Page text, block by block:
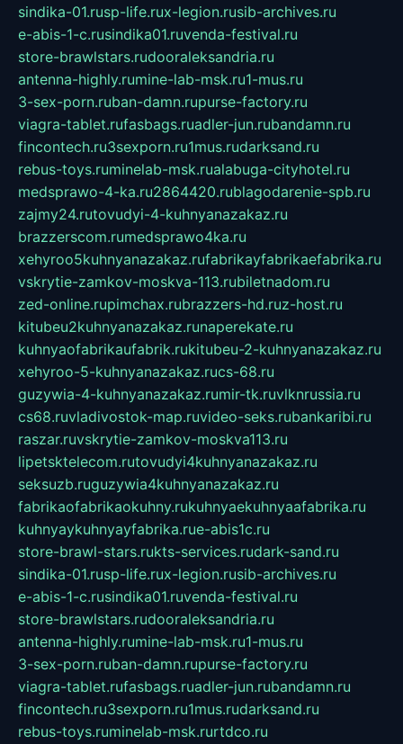
sindika-01.rusp-life.rux-legion.rusib-archives.ru
e-abis-1-c.rusindika01.ruvenda-festival.ru
store-brawlstars.rudooraleksandria.ru
antenna-highly.rumine-lab-msk.ru1-mus.ru
3-sex-porn.ruban-damn.rupurse-factory.ru
viagra-tablet.rufasbags.ruadler-jun.rubandamn.ru
fincontech.ru3sexporn.ru1mus.rudarksand.ru
rebus-toys.ruminelab-msk.rualabuga-cityhotel.ru
medsprawo-4-ka.ru2864420.rublagodarenie-spb.ru
zajmy24.rutovudyi-4-kuhnyanazakaz.ru
brazzerscom.rumedsprawo4ka.ru
xehyroo5kuhnyanazakaz.rufabrikayfabrikaefabrika.ru
vskrytie-zamkov-moskva-113.rubiletnadom.ru
zed-online.rupimchax.rubrazzers-hd.ruz-host.ru
kitubeu2kuhnyanazakaz.runaperekate.ru
kuhnyaofabrikaufabrik.rukitubeu-2-kuhnyanazakaz.ru
xehyroo-5-kuhnyanazakaz.rucs-68.ru
guzywia-4-kuhnyanazakaz.rumir-tk.ruvlknrussia.ru
cs68.ruvladivostok-map.ruvideo-seks.rubankaribi.ru
raszar.ruvskrytie-zamkov-moskva113.ru
lipetsktelecom.rutovudyi4kuhnyanazakaz.ru
seksuzb.ruguzywia4kuhnyanazakaz.ru
fabrikaofabrikaokuhny.rukuhnyaekuhnyaafabrika.ru
kuhnyaykuhnyayfabrika.rue-abis1c.ru
store-brawl-stars.rukts-services.rudark-sand.ru
sindika-01.rusp-life.rux-legion.rusib-archives.ru
e-abis-1-c.rusindika01.ruvenda-festival.ru
store-brawlstars.rudooraleksandria.ru
antenna-highly.rumine-lab-msk.ru1-mus.ru
3-sex-porn.ruban-damn.rupurse-factory.ru
viagra-tablet.rufasbags.ruadler-jun.rubandamn.ru
fincontech.ru3sexporn.ru1mus.rudarksand.ru
rebus-toys.ruminelab-msk.rurtdco.ru